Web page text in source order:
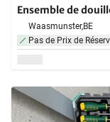
Ensemble de
Waasmunster,BE
Pas de Prix de